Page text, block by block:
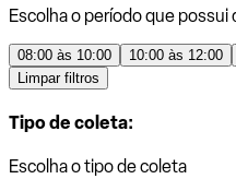
Escolha o período que possui
08:00 às 10:00 10:00 às 12:00
Limpar filtros
Tipo de coleta:
Escolha o tipo de coleta